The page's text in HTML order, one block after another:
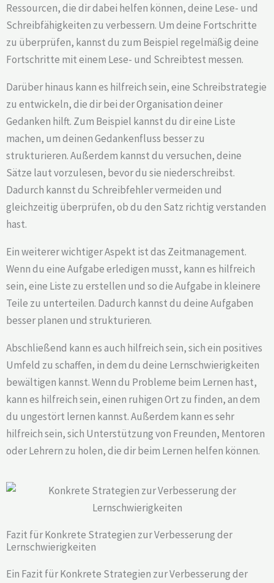
Ressourcen, die dir dabei helfen können, deine Lese- und
Schreibfähigkeiten zu verbessern. Um deine Fortschritte
zu überprüfen, kannst du zum Beispiel regelmäßig deine
Fortschritte mit einem Lese- und Schreibtest messen.
Darüber hinaus kann es hilfreich sein, eine Schreibstrategie
zu entwickeln, die dir bei der Organisation deiner
Gedanken hilft. Zum Beispiel kannst du dir eine Liste
machen, um deinen Gedankenfluss besser zu
strukturieren. Außerdem kannst du versuchen, deine
Sätze laut vorzulesen, bevor du sie niederschreibst.
Dadurch kannst du Schreibfehler vermeiden und
gleichzeitig überprüfen, ob du den Satz richtig verstanden
hast.
Ein weiterer wichtiger Aspekt ist das Zeitmanagement.
Wenn du eine Aufgabe erledigen musst, kann es hilfreich
sein, eine Liste zu erstellen und so die Aufgabe in kleinere
Teile zu unterteilen. Dadurch kannst du deine Aufgaben
besser planen und strukturieren.
Abschließend kann es auch hilfreich sein, sich ein positives
Umfeld zu schaffen, in dem du deine Lernschwierigkeiten
bewältigen kannst. Wenn du Probleme beim Lernen hast,
kann es hilfreich sein, einen ruhigen Ort zu finden, an dem
du ungestört lernen kannst. Außerdem kann es sehr
hilfreich sein, sich Unterstützung von Freunden, Mentoren
oder Lehrern zu holen, die dir beim Lernen helfen können.
Fazit für Konkrete Strategien zur Verbesserung der
Lernschwierigkeiten
Ein Fazit für Konkrete Strategien zur Verbesserung der